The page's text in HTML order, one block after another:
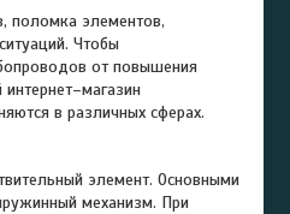
поломка элементов,
Чтобы
от повышения
в различных сферах.
элемент. Основными
механизм. При